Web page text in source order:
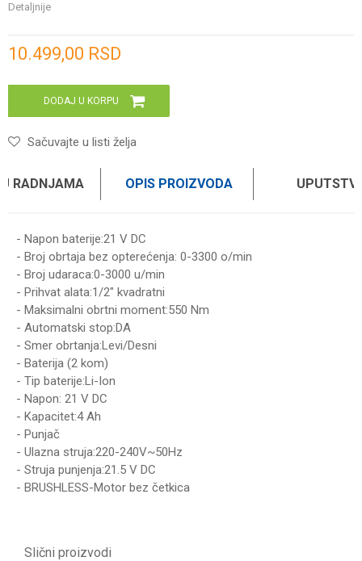
Detaljnije
10.499,00 RSD
DODAJ U KORPU
Sačuvajte u listi želja
RADNJAMA OPIS PROIZVODA
- Napon baterije:21 V DC
- Broj obrtaja bez opterećenja: 0-3300 o/min
- Broj udaraca:0-3000 u/min
- Prihvat alata:1/2" kvadratni
- Maksimalni obrtni moment:550 Nm
- Automatski stop:DA
- Smer obrtanja:Levi/Desni
- Baterija (2 kom)
- Tip baterije:Li-Ion
- Napon: 21 V DC
- Kapacitet:4 Ah
- Punjač
- Ulazna struja:220-240V~50Hz
- Struja punjenja:21.5 V DC
- BRUSHLESS-Motor bez četkica
Slični proizvodi